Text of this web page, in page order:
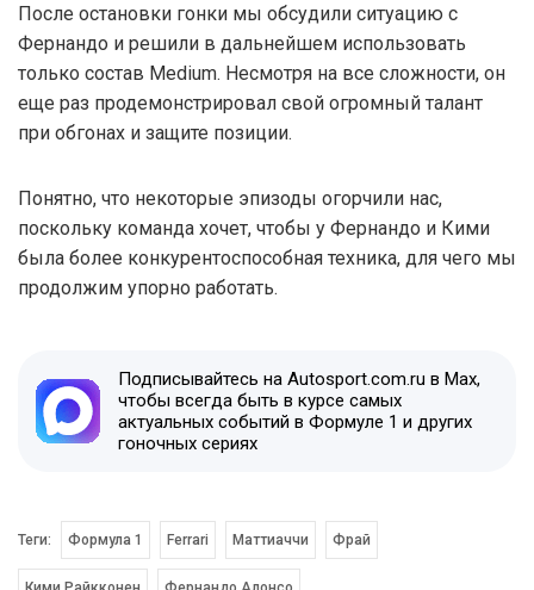
После остановки гонки мы обсудили ситуацию с
Фернандо и решили в дальнейшем использовать
только состав Medium. Несмотря на все сложности, он
еще раз продемонстрировал свой огромный талант
при обгонах и защите позиции.
Понятно, что некоторые эпизоды огорчили нас,
поскольку команда хочет, чтобы у Фернандо и Кими
была более конкурентоспособная техника, для чего мы
продолжим упорно работать.
Подписывайтесь на Autosport.com.ru в Max,
чтобы всегда быть в курсе самых
актуальных событий в Формуле 1 и других
гоночных сериях
Теги: Формула 1 Ferrari Маттиаччи Фрай